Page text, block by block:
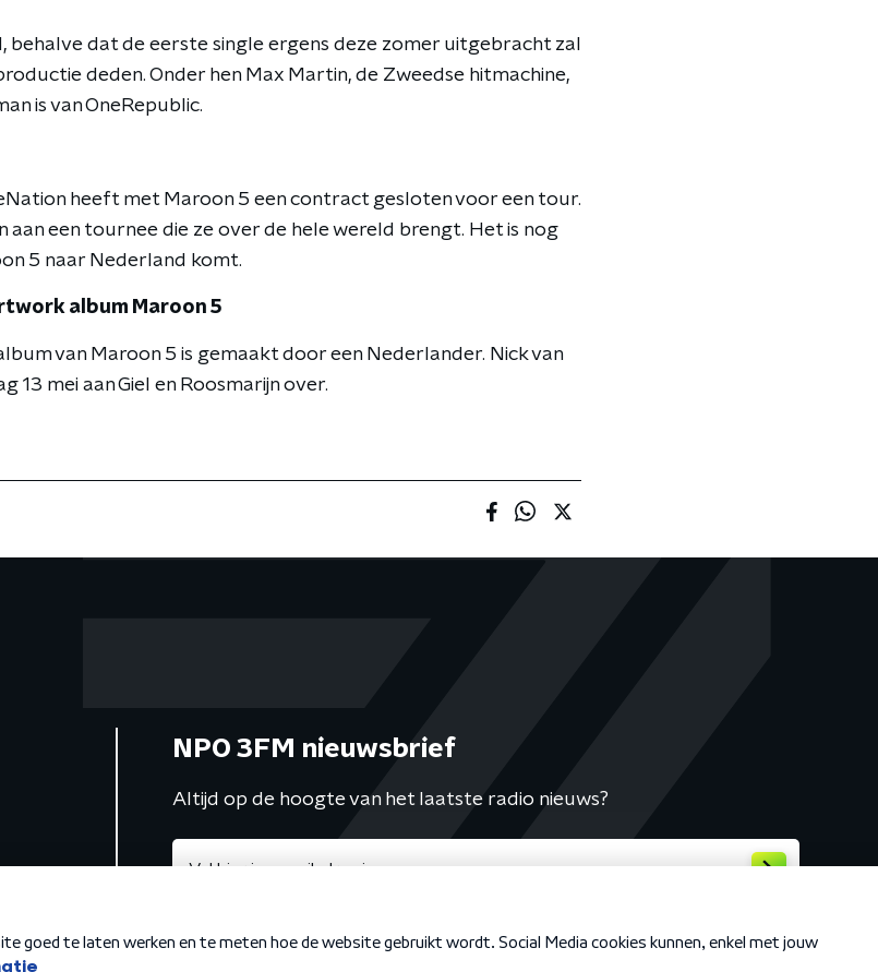
behalve dat de eerste single ergens deze zomer uitgebracht zal
deden. Onder hen Max Martin, de Zweedse hitmachine,
is van OneRepublic.
heeft met Maroon 5 een contract gesloten voor een tour.
aan een tournee die ze over de hele wereld brengt. Het is nog
5 naar Nederland komt.
album Maroon 5
van Maroon 5 is gemaakt door een Nederlander. Nick van
13 mei aan Giel en Roosmarijn over.
NPO 3FM nieuwsbrief
Altijd op de hoogte van het laatste radio nieuws?